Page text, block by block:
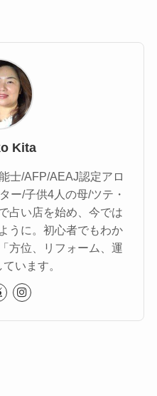
Kita
士/AFP/AEAJ認定アロ
ー/子供4人の母/ツテ・
占い店を始め、今では
うに。初心者でもわか
方位、リフォーム、運
います。